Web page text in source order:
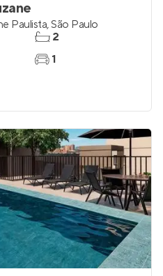
Paulista,São Paulo
2
1